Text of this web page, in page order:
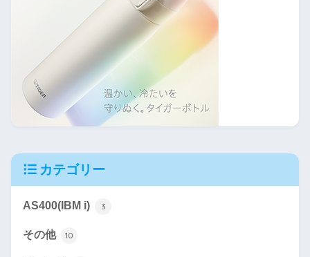
カテゴリー
AS400(IBM i) 3
その他 10